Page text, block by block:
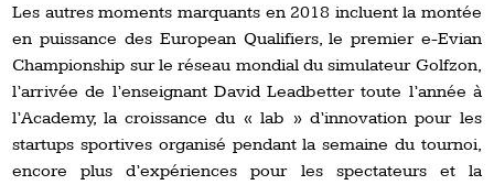
Les autres moments marquants en 2018 incluent la montée
en puissance des European Qualifiers, le premier e-Evian
Championship sur le réseau mondial du simulateur Golfzon,
l’arrivée de l’enseignant David Leadbetter toute l’année à
l’Academy, la croissance du « lab » d’innovation pour les
startups sportives organisé pendant la semaine du tournoi,
encore plus d’expériences pour les spectateurs et la